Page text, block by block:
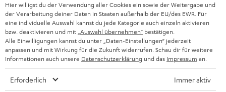
Hier willigst du der Verwendung aller Cookies ein sowie der Weitergabe und
der Verarbeitung deiner Daten in Staaten außerhalb der EU/des EWR. Für
eine individuelle Auswahl kannst du jede Kategorie auch einzeln aktivieren
bzw. deaktivieren und mit „Auswahl übernehmen“ bestätigen.
Alle Einwilligungen kannst du unter „Daten-Einstellungen“ jederzeit
anpassen und mit Wirkung für die Zukunft widerrufen. Schau dir für weitere
Informationen auch unsere Datenschutzerklärung und das Impressum an.
Erforderlich Immer aktiv